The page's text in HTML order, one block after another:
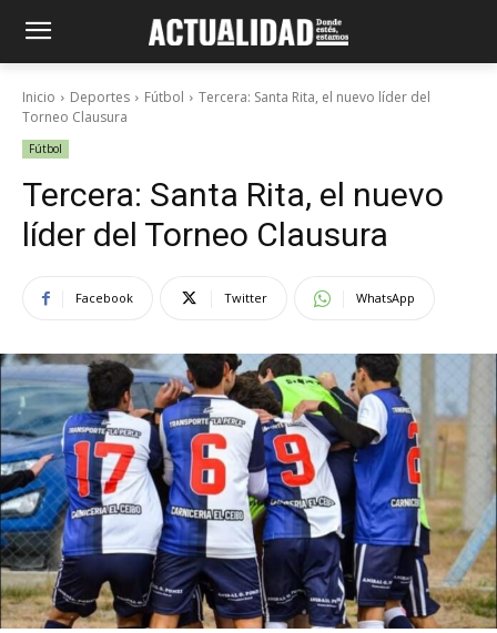
Inicio Deportes Fútbol
Tercera: Santa Rita, el nuevo líder del
Torneo Clausura
Fútbol
Tercera: Santa Rita, el nuevo
líder del Torneo Clausura
Facebook Twitter WhatsApp